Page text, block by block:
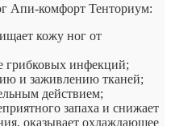
Апи-комфорт Тенториум:
кожу ног от
грибковых инфекций;
и заживлению тканей;
действием;
запаха и снижает
оказывает охлаждающее